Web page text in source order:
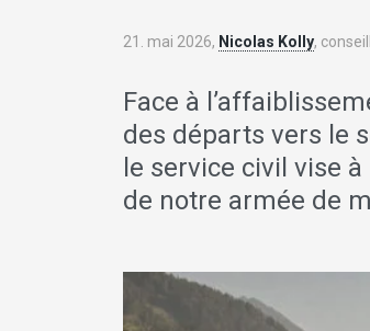
21. mai 2026, Nicolas Kolly,
Face à
des départs vers le
le service civil vise
de notre armée de